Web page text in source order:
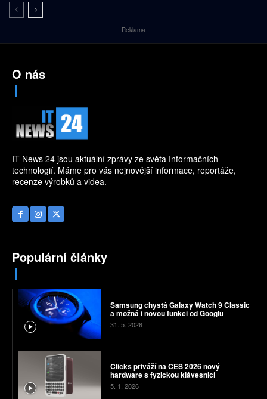
Reklama
O nás
IT News 24 jsou aktuální zprávy ze světa Informačních
technologií. Máme pro vás nejnovější informace, reportáže,
recenze výrobků a videa.
Populární články
Samsung chystá Galaxy Watch 9 Classic
a možná i novou funkci od Googlu
31. 5. 2026
Clicks přiváží na CES 2026 nový
hardware s fyzickou klávesnicí
5. 1. 2026